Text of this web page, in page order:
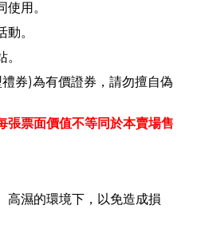
用。
。
券)為有價證券，請勿擅自偽
張票面價值不等同於本賣場售
高濕的環境下，以免造成損